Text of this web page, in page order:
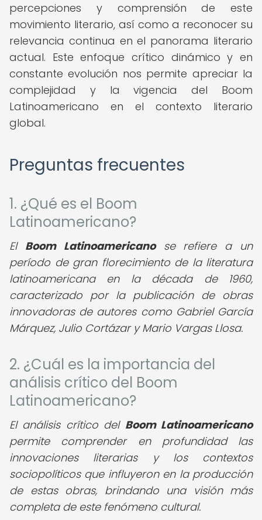
percepciones y comprensión de este
movimiento literario, así como a reconocer su
relevancia continua en el panorama literario
actual. Este enfoque crítico dinámico y en
constante evolución nos permite apreciar la
complejidad y la vigencia del Boom
Latinoamericano en el contexto literario
global.
Preguntas frecuentes
1. ¿Qué es el Boom
Latinoamericano?
El Boom Latinoamericanose refiere a un
período de gran florecimiento de la literatura
latinoamericana en la década de 1960,
caracterizado por la publicación de obras
innovadoras de autores como Gabriel García
Márquez, Julio Cortázar y Mario Vargas Llosa.
2. ¿Cuál es la importancia del
análisis crítico del Boom
Latinoamericano?
El análisis crítico del Boom Latinoamericano
permite comprender en profundidad las
innovaciones literarias y los contextos
sociopolíticos que influyeron en la producción
de estas obras, brindando una visión más
completa de este fenómeno cultural.